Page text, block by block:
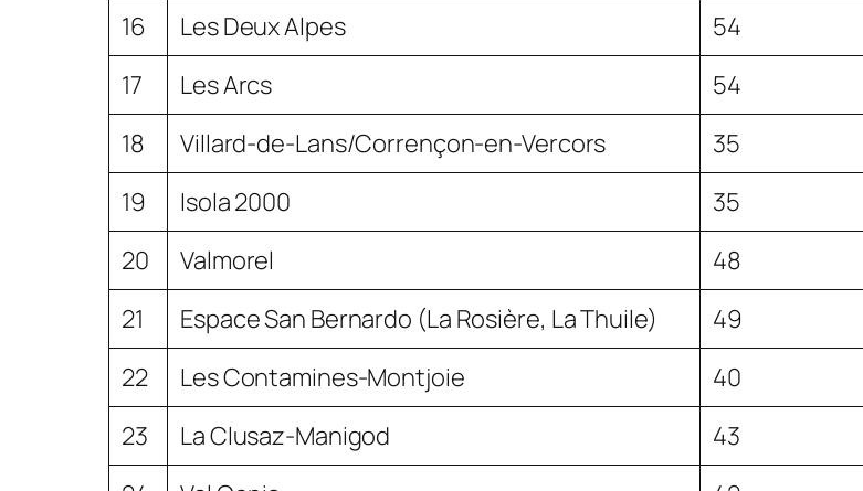
16
Les Deux Alpes 54
17
Les Arcs 54
18
Villard-de-Lans/Corrençon-en-Vercors 35
19
Isola 2000 35
20
Valmorel 48
21
Espace San Bernardo (La Rosière, La Thuile) 49
22
Les Contamines-Montjoie 40
23
La Clusaz-Manigod 43